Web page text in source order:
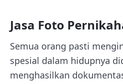
Jasa Foto
Semua orang pasti
spesial dalam hidupnya
menghasilkan